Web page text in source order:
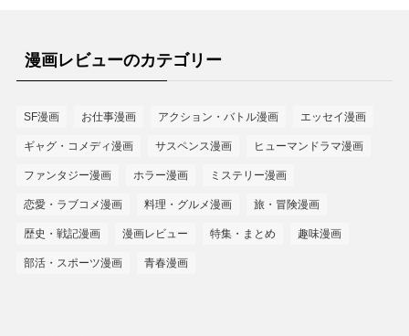
漫画レビューのカテゴリー
SF漫画 お仕事漫画 アクション・バトル漫画 エッセイ漫画
ギャグ・コメディ漫画 サスペンス漫画 ヒューマンドラマ漫画
ファンタジー漫画 ホラー漫画 ミステリー漫画
恋愛・ラブコメ漫画 料理・グルメ漫画 旅・冒険漫画
歴史・戦記漫画 漫画レビュー 特集・まとめ 趣味漫画
部活・スポーツ漫画 青春漫画